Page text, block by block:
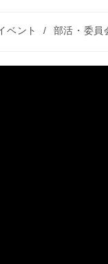
ベント / 部活・委員